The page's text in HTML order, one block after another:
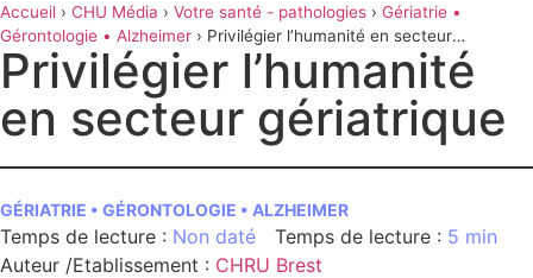
MOMENT
Innovation
& patrimoine Patient
nous
Accueil › CHU Média › Votre santé - pathologies › Gériatrie •
Gérontologie • Alzheimer › Privilégier l’humanité en secteur
gériatrique
Privilégier l’humanité
en secteur gériatrique
GÉRIATRIE • GÉRONTOLOGIE • ALZHEIMER
Non daté
5 min
Auteur /Etablissement : CHRU Brest